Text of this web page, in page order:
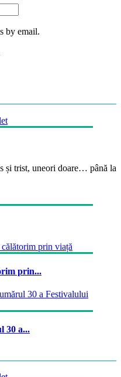
by email.
și trist, uneori doare… până la
prin...
30 a...